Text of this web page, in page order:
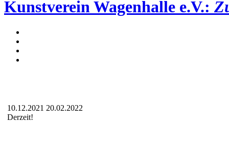
Kunstverein Wagenhalle e.V.:
10.12.2021 20.02.2022
Derzeit!